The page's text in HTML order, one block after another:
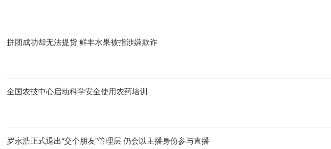
拼团成功却无法提货 鲜丰水果被指涉嫌欺诈
全国农技中心启动科学安全使用农药培训
罗永浩正式退出“交个朋友”管理层 仍会以主播身份参与直播